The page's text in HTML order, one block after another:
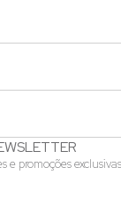
e promoções exclusivas